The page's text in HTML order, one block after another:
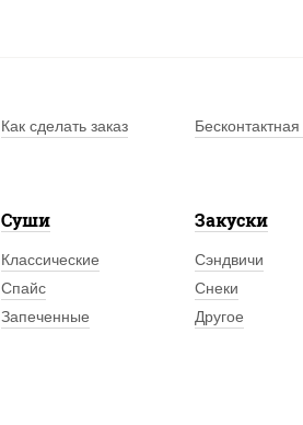
Как сделать заказ
Суши
Классические
Спайс
Запеченные
Закуски
Сэндвичи
Снеки
Другое